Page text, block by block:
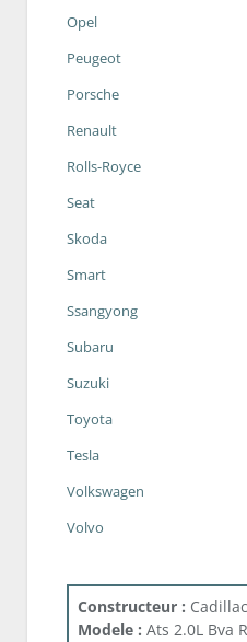
Opel
Peugeot
Porsche
Renault
Rolls-Royce
Seat
Skoda
Smart
Ssangyong
Subaru
Suzuki
Toyota
Tesla
Volkswagen
Volvo
Constructeur : Cadillac
Modele : Ats 2.0L Bva